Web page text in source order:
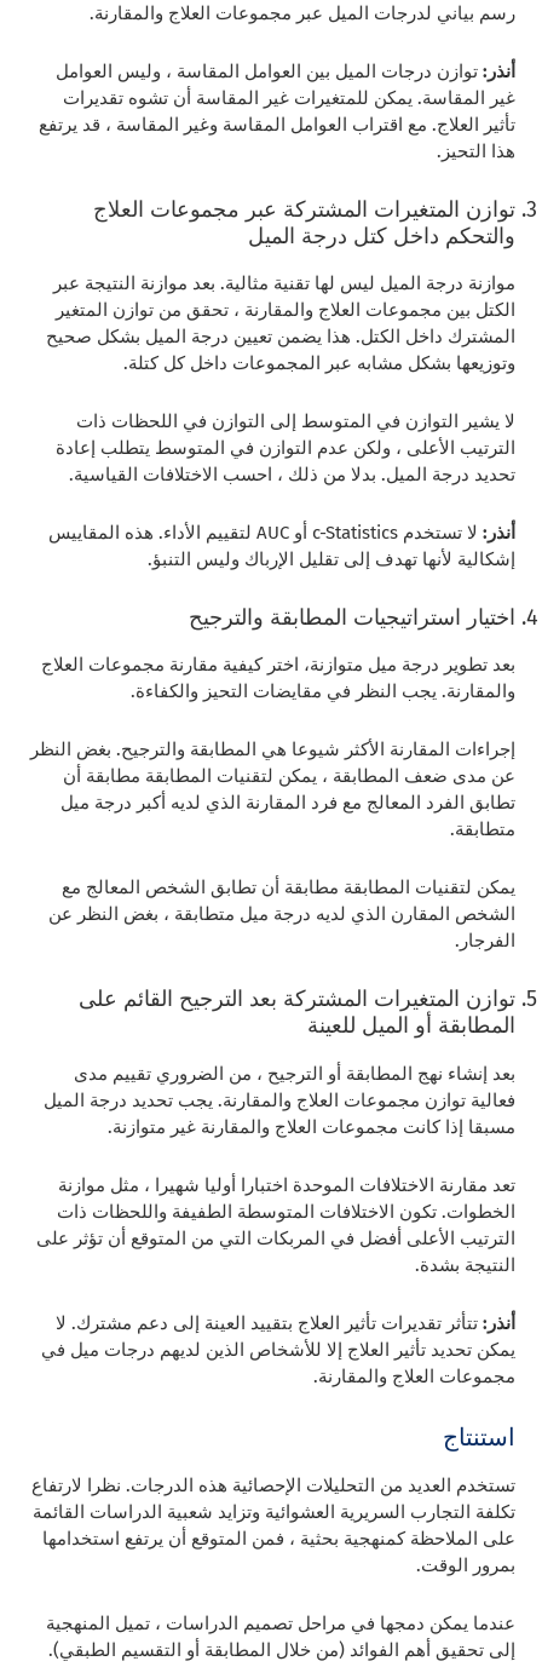
رسم بياني لدرجات الميل عبر مجموعات العلاج والمقارنة.
أنذر:توازن درجات الميل بين العوامل المقاسة ، وليس العوامل
غير المقاسة. يمكن للمتغيرات غير المقاسة أن تشوه تقديرات
تأثير العلاج. مع اقتراب العوامل المقاسة وغير المقاسة ، قد يرتفع
هذا التحيز.
توازن المتغيرات المشتركة عبر مجموعات العلاج
والتحكم داخل كتل درجة الميل
موازنة درجة الميل ليس لها تقنية مثالية. بعد موازنة النتيجة عبر
الكتل بين مجموعات العلاج والمقارنة ، تحقق من توازن المتغير
المشترك داخل الكتل. هذا يضمن تعيين درجة الميل بشكل صحيح
وتوزيعها بشكل مشابه عبر المجموعات داخل كل كتلة.
لا يشير التوازن في المتوسط إلى التوازن في اللحظات ذات
الترتيب الأعلى ، ولكن عدم التوازن في المتوسط يتطلب إعادة
تحديد درجة الميل. بدلا من ذلك ، احسب الاختلافات القياسية.
أنذر:
لا تستخدم c-Statistics أو AUC لتقييم الأداء. هذه المقاييس
إشكالية لأنها تهدف إلى تقليل الإرباك وليس التنبؤ.
اختيار استراتيجيات المطابقة والترجيح
بعد تطوير درجة ميل متوازنة، اختر كيفية مقارنة مجموعات العلاج
والمقارنة. يجب النظر في مقايضات التحيز والكفاءة.
إجراءات المقارنة الأكثر شيوعا هي المطابقة والترجيح. بغض النظر
عن مدى ضعف المطابقة ، يمكن لتقنيات المطابقة مطابقة أن
تطابق الفرد المعالج مع فرد المقارنة الذي لديه أكبر درجة ميل
متطابقة.
يمكن لتقنيات المطابقة مطابقة أن تطابق الشخص المعالج مع
الشخص المقارن الذي لديه درجة ميل متطابقة ، بغض النظر عن
الفرجار.
توازن المتغيرات المشتركة بعد الترجيح القائم على
المطابقة أو الميل للعينة
بعد إنشاء نهج المطابقة أو الترجيح ، من الضروري تقييم مدى
فعالية توازن مجموعات العلاج والمقارنة. يجب تحديد درجة الميل
مسبقا إذا كانت مجموعات العلاج والمقارنة غير متوازنة.
تعد مقارنة الاختلافات الموحدة اختبارا أوليا شهيرا ، مثل موازنة
الخطوات. تكون الاختلافات المتوسطة الطفيفة واللحظات ذات
الترتيب الأعلى أفضل في المربكات التي من المتوقع أن تؤثر على
النتيجة بشدة.
أنذر:تتأثر تقديرات تأثير العلاج بتقييد العينة إلى دعم مشترك. لا
يمكن تحديد تأثير العلاج إلا للأشخاص الذين لديهم درجات ميل في
مجموعات العلاج والمقارنة.
استنتاج
تستخدم العديد من التحليلات الإحصائية هذه الدرجات. نظرا لارتفاع
تكلفة التجارب السريرية العشوائية وتزايد شعبية الدراسات القائمة
على الملاحظة كمنهجية بحثية ، فمن المتوقع أن يرتفع استخدامها
بمرور الوقت.
عندما يمكن دمجها في مراحل تصميم الدراسات ، تميل المنهجية
إلى تحقيق أهم الفوائد (من خلال المطابقة أو التقسيم الطبقي).